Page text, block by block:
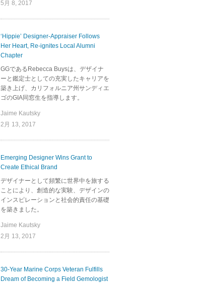
5月 8, 2017
‘Hippie’ Designer-Appraiser Follows
Her Heart, Re-ignites Local Alumni
Chapter
GGであるRebecca Buysは、デザイナ
ーと鑑定士としての充実したキャリアを
築き上げ、カリフォルニア州サンディエ
ゴのGIA同窓生を指導します。
Jaime Kautsky
2月 13, 2017
Emerging Designer Wins Grant to
Create Ethical Brand
デザイナーとして頻繁に世界中を旅する
ことにより、創造的な実験、デザインの
インスピレーションと社会的責任の基礎
を築きました。
Jaime Kautsky
2月 13, 2017
30-Year Marine Corps Veteran Fulfills
Dream of Becoming a Field Gemologist